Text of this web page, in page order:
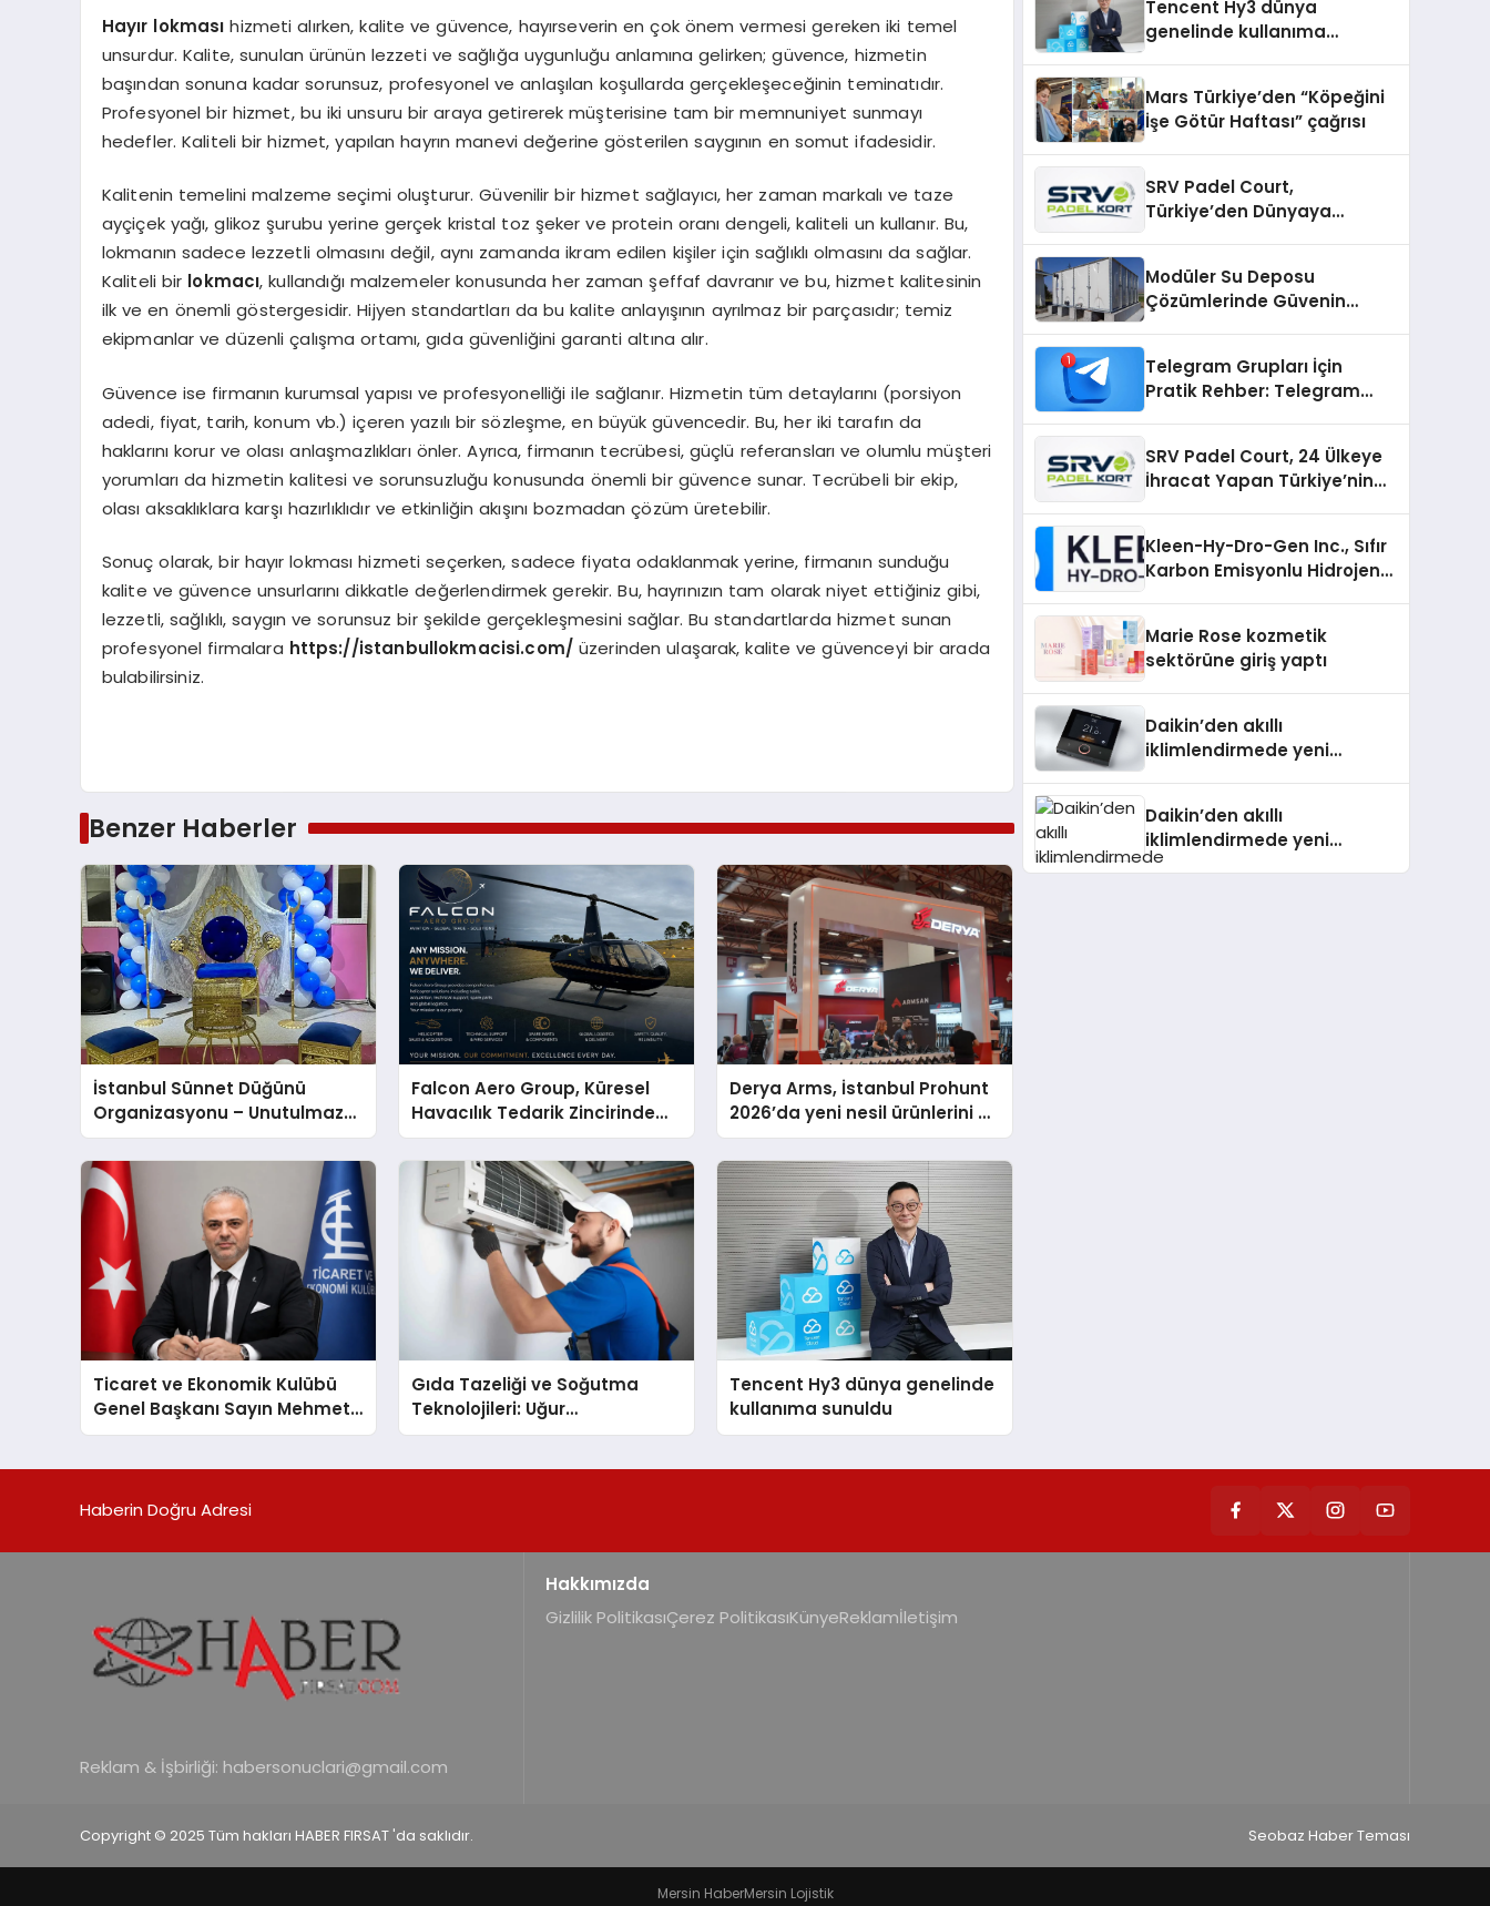
Hayır lokması hizmeti alırken, kalite ve güvence, hayırseverin en çok önem vermesi gereken iki temel
unsurdur. Kalite, sunulan ürünün lezzeti ve sağlığa uygunluğu anlamına gelirken; güvence, hizmetin
başından sonuna kadar sorunsuz, profesyonel ve anlaşılan koşullarda gerçekleşeceğinin teminatıdır.
Profesyonel bir hizmet, bu iki unsuru bir araya getirerek müşterisine tam bir memnuniyet sunmayı
hedefler. Kaliteli bir hizmet, yapılan hayrın manevi değerine gösterilen saygının en somut ifadesidir.
Kalitenin temelini malzeme seçimi oluşturur. Güvenilir bir hizmet sağlayıcı, her zaman markalı ve taze
ayçiçek yağı, glikoz şurubu yerine gerçek kristal toz şeker ve protein oranı dengeli, kaliteli un kullanır. Bu,
lokmanın sadece lezzetli olmasını değil, aynı zamanda ikram edilen kişiler için sağlıklı olmasını da sağlar.
Kaliteli bir lokmacı, kullandığı malzemeler konusunda her zaman şeffaf davranır ve bu, hizmet kalitesinin
ilk ve en önemli göstergesidir. Hijyen standartları da bu kalite anlayışının ayrılmaz bir parçasıdır; temiz
ekipmanlar ve düzenli çalışma ortamı, gıda güvenliğini garanti altına alır.
Güvence ise firmanın kurumsal yapısı ve profesyonelliği ile sağlanır. Hizmetin tüm detaylarını (porsiyon
adedi, fiyat, tarih, konum vb.) içeren yazılı bir sözleşme, en büyük güvencedir. Bu, her iki tarafın da
haklarını korur ve olası anlaşmazlıkları önler. Ayrıca, firmanın tecrübesi, güçlü referansları ve olumlu müşteri
yorumları da hizmetin kalitesi ve sorunsuzluğu konusunda önemli bir güvence sunar. Tecrübeli bir ekip,
olası aksaklıklara karşı hazırlıklıdır ve etkinliğin akışını bozmadan çözüm üretebilir.
Sonuç olarak, bir hayır lokması hizmeti seçerken, sadece fiyata odaklanmak yerine, firmanın sunduğu
kalite ve güvence unsurlarını dikkatle değerlendirmek gerekir. Bu, hayrınızın tam olarak niyet ettiğiniz gibi,
lezzetli, sağlıklı, saygın ve sorunsuz bir şekilde gerçekleşmesini sağlar. Bu standartlarda hizmet sunan
profesyonel firmalara https://istanbullokmacisi.com/ üzerinden ulaşarak, kalite ve güvenceyi bir arada
bulabilirsiniz.
Benzer Haberler
İstanbul Sünnet Düğünü
Organizasyonu – Unutulmaz
Bir Gün
Falcon Aero Group, Küresel
Havacılık Tedarik Zincirinde
Türkiye’den Dünyaya Açılıyor
Derya Arms, İstanbul Prohunt
2026’da yeni nesil ürünlerini ve
global marka vizyonunu
sergiledi
Ticaret ve Ekonomik Kulübü
Genel Başkanı Sayın Mehmet
Ulutaş, ekonomiye dair yaptığı
Gıda Tazeliği ve Soğutma
Teknolojileri: Uğur
Cihazlarında Dürüst Teknik
Tencent Hy3 dünya genelinde
kullanıma sunuldu
Tencent Hy3 dünya
genelinde kullanıma
Mars Türkiye’den “Köpeğini
İşe Götür Haftası” çağrısı
SRV Padel Court,
Türkiye’den Dünyaya
Modüler Su Deposu
Çözümlerinde Güvenin
Telegram Grupları İçin
Pratik Rehber: Telegram
SRV Padel Court, 24 Ülkeye
İhracat Yapan Türkiye’nin
Kleen-Hy-Dro-Gen Inc., Sıfır
Karbon Emisyonlu Hidrojen
Aldı
Marie Rose kozmetik
sektörüne giriş yaptı
Daikin’den akıllı
iklimlendirmede yeni
Daikin’den akıllı
iklimlendirmede yeni
dönem: Madoka Plus
Haberin Doğru Adresi
Reklam & İşbirliği: habersonuclari@gmail.com
Hakkımızda
Gizlilik PolitikasıÇerez PolitikasıKünyeReklamİletişim
Copyright © 2025 Tüm hakları HABER FIRSAT 'da saklıdır. Seobaz Haber Teması
Mersin HaberMersin Lojistik